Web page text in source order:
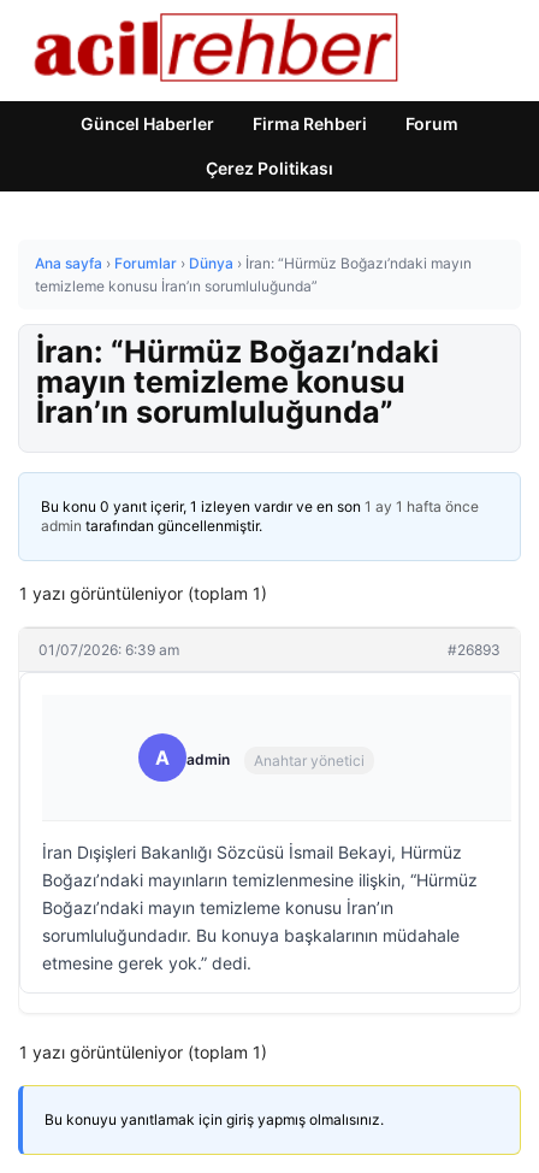
Güncel Haberler Firma Rehberi Forum
Çerez Politikası
Ana sayfa › Forumlar › Dünya › İran: “Hürmüz Boğazı’ndaki mayın
temizleme konusu İran’ın sorumluluğunda”
İran: “Hürmüz Boğazı’ndaki
mayın temizleme konusu
İran’ın sorumluluğunda”
Bu konu 0 yanıt içerir, 1 izleyen vardır ve en son 1 ay 1 hafta önce
admin tarafından güncellenmiştir.
1 yazı görüntüleniyor (toplam 1)
01/07/2026: 6:39 am #26893
A admin Anahtar yönetici
İran Dışişleri Bakanlığı Sözcüsü İsmail Bekayi, Hürmüz
Boğazı’ndaki mayınların temizlenmesine ilişkin, “Hürmüz
Boğazı’ndaki mayın temizleme konusu İran’ın
sorumluluğundadır. Bu konuya başkalarının müdahale
etmesine gerek yok.” dedi.
1 yazı görüntüleniyor (toplam 1)
Bu konuyu yanıtlamak için giriş yapmış olmalısınız.